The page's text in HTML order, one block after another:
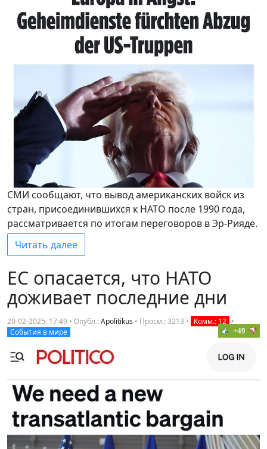
СМИ сообщают, что вывод американских войск из
стран, присоединившихся к НАТО после 1990 года,
рассматривается по итогам переговоров в Эр-Рияде.
Читать далее
ЕС опасается, что НАТО
доживает последние дни
20-02-2025, 17:49 • Опубл.:Apolitikus • Просм.: 3213 • Комм.: 12 •
События в мире
+49